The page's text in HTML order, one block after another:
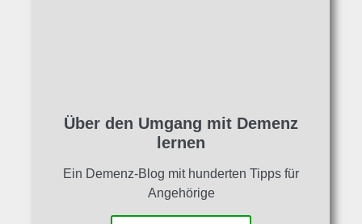
Über den Umgang mit Demenz
lernen
Ein Demenz-Blog mit hunderten Tipps für
Angehörige